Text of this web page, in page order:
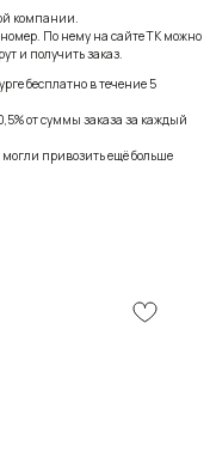
компании.
По нему на сайте ТК можно
и получить заказ.
бесплатно в течение 5
от суммы заказа за каждый
привозить ещё больше